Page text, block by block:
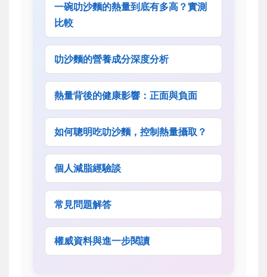
一碗叻沙麵的熱量到底有多高？實測
比較
叻沙麵的營養成分深度分析
熱量背後的健康影響：正面與負面
如何聰明吃叻沙麵，控制熱量攝取？
個人減脂經驗談
常見問題解答
權威資料與進一步閱讀